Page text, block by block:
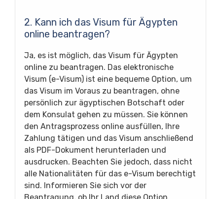
2. Kann ich das Visum für Ägypten
online beantragen?
Ja, es ist möglich, das Visum für Ägypten
online zu beantragen. Das elektronische
Visum (e-Visum) ist eine bequeme Option, um
das Visum im Voraus zu beantragen, ohne
persönlich zur ägyptischen Botschaft oder
dem Konsulat gehen zu müssen. Sie können
den Antragsprozess online ausfüllen, Ihre
Zahlung tätigen und das Visum anschließend
als PDF-Dokument herunterladen und
ausdrucken. Beachten Sie jedoch, dass nicht
alle Nationalitäten für das e-Visum berechtigt
sind. Informieren Sie sich vor der
Beantragung, ob Ihr Land diese Option